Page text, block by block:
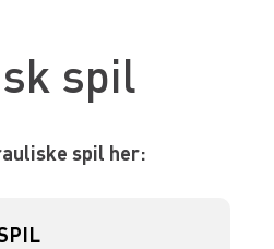
spil
spil her: